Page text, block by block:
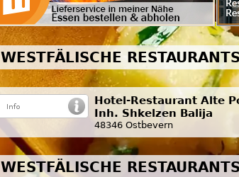
WESTFÄLISCHE
Hotel-Restaurant Alte
Inh. Shkelzen Balija
48346 Ostbevern
WESTFÄLISCHE